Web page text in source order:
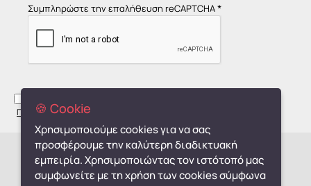
Συμπληρώστε την επαλήθευση reCAPTCHA
Πολιτική Απορρήτου - GDPR
Copyright © 2019-2026, monpetit.gr
🍪 Cookie
Χρησιμοποιούμε cookies για να σας
προσφέρουμε την καλύτερη διαδικτυακή
εμπειρία. Χρησιμοποιώντας τον ιστότοπό μας
συμφωνείτε με τη χρήση των cookies σύμφωνα